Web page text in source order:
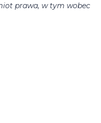
prawa, w tym wobec